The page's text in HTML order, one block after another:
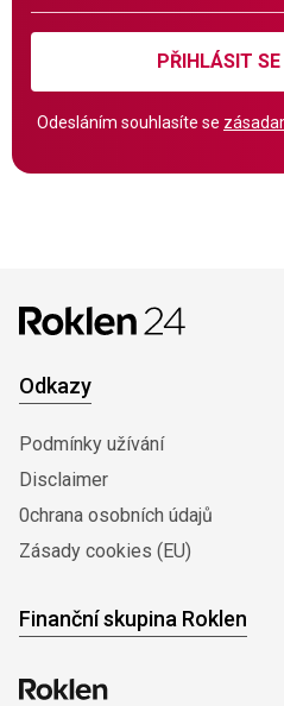
PŘIHLÁSIT SE
Odesláním souhlasíte se
Odkazy
Podmínky užívání
Disclaimer
0chrana osobních údajů
Zásady cookies (EU)
Finanční skupina Roklen